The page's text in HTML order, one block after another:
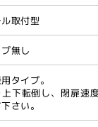
取付型
無し
タイプ。
下転倒し、閉扉速
さい。